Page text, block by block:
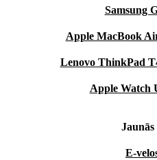
Samsung
Apple MacBook
Lenovo ThinkPad
Apple Watch
Jaunās
E-